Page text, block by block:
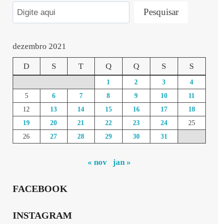
Pesquisar
dezembro 2021
D S T Q Q S S
1 2 3
4
5
6 7 8 9 10
11
12
13 14 15 16 17
18
19
20 21 22 23 24
25
26
27 28 29 30 31
« nov jan »
FACEBOOK
INSTAGRAM